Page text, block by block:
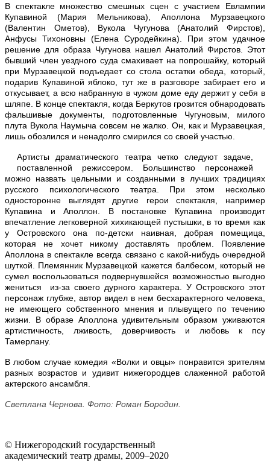
В спектакле множество смешных сцен с участием Евлампии
Купавиной (Мария Мельникова), Аполлона Мурзавецкого
(Валентин Ометов), Вукола Чугунова (Анатолий Фирстов),
Анфусы Тихоновны (Елена Суродейкина). При этом удачное
решение для образа Чугунова нашел Анатолий Фирстов. Этот
бывший член уездного суда смахивает на попрошайку, который
при Мурзавецкой подъедает со стола остатки обеда, который,
подарив Купавиной яблоко, тут же в разговоре забирает его и
откусывает, а всю набранную в чужом доме еду держит у себя в
шляпе. В конце спектакля, когда Беркутов грозится обнародовать
фальшивые документы, подготовленные Чугуновым, милого
плута Вукола Наумыча совсем не жалко. Он, как и Мурзавецкая,
лишь обозлился и ненадолго смирился со своей участью.
Артисты драматического театра четко следуют задаче,
поставленной режиссером. Большинство персонажей
можно назвать цельными и созданными в лучших традициях
русского психологического театра. При этом несколько
односторонне выглядят другие герои спектакля, например
Купавина и Аполлон. В постановке Купавина производит
впечатление легковерной хихикающей пустышки, в то время как
у Островского она по-детски наивная, добрая помещица,
которая не хочет никому доставлять проблем. Появление
Аполлона в спектакле всегда связано с какой-нибудь очередной
шуткой. Племянник Мурзавецкой кажется балбесом, который не
сумел воспользоваться подвернувшейся возможностью выгодно
жениться из-за своего дурного характера. У Островского этот
персонаж глубже, автор видел в нем бесхарактерного человека,
не имеющего собственного мнения и плывущего по течению
жизни. В образе Аполлона удивительным образом уживаются
артистичность, лживость, доверчивость и любовь к псу
Тамерлану.
В любом случае комедия «Волки и овцы» понравится зрителям
разных возрастов и удивит нижегородцев слаженной работой
актерского ансамбля.
Светлана Чернова. Фото: Роман Бородин.
© Нижегородский государственный
академический театр драмы, 2009–2020